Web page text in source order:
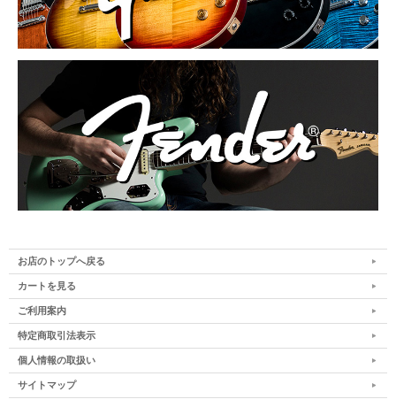
お店のトップへ戻る
カートを見る
ご利用案内
特定商取引法表示
個人情報の取扱い
サイトマップ